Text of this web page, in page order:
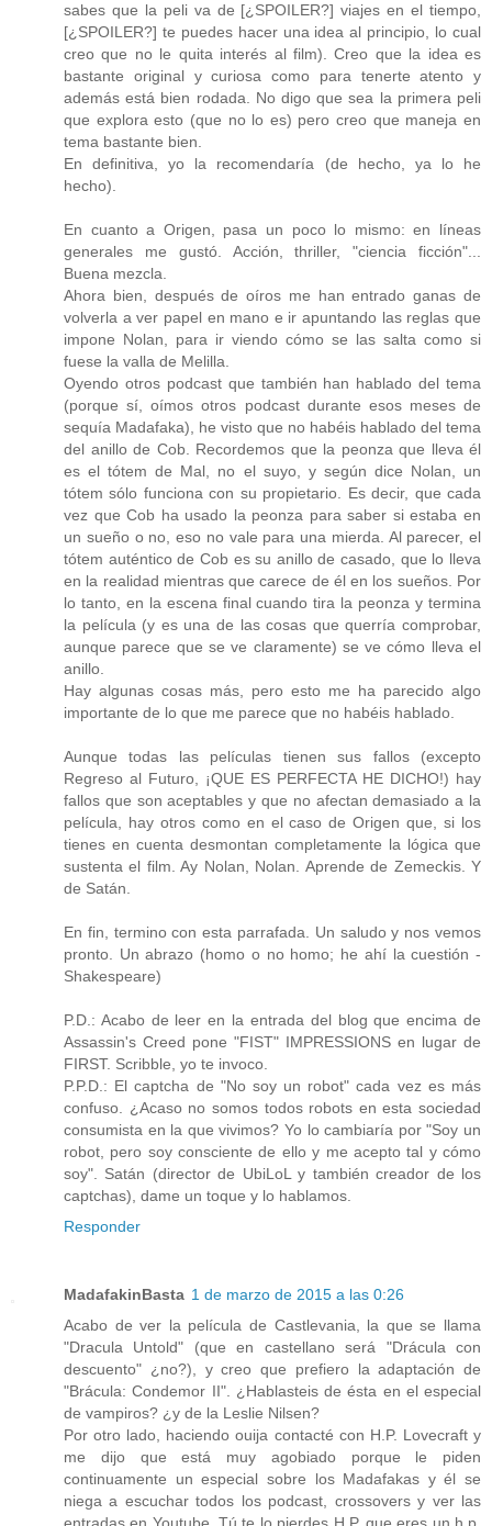
sabes que la peli va de [¿SPOILER?] viajes en el tiempo,
[¿SPOILER?] te puedes hacer una idea al principio, lo cual
creo que no le quita interés al film). Creo que la idea es
bastante original y curiosa como para tenerte atento y
además está bien rodada. No digo que sea la primera peli
que explora esto (que no lo es) pero creo que maneja en
tema bastante bien.
En definitiva, yo la recomendaría (de hecho, ya lo he
hecho).
En cuanto a Origen, pasa un poco lo mismo: en líneas
generales me gustó. Acción, thriller, "ciencia ficción"...
Buena mezcla.
Ahora bien, después de oíros me han entrado ganas de
volverla a ver papel en mano e ir apuntando las reglas que
impone Nolan, para ir viendo cómo se las salta como si
fuese la valla de Melilla.
Oyendo otros podcast que también han hablado del tema
(porque sí, oímos otros podcast durante esos meses de
sequía Madafaka), he visto que no habéis hablado del tema
del anillo de Cob. Recordemos que la peonza que lleva él
es el tótem de Mal, no el suyo, y según dice Nolan, un
tótem sólo funciona con su propietario. Es decir, que cada
vez que Cob ha usado la peonza para saber si estaba en
un sueño o no, eso no vale para una mierda. Al parecer, el
tótem auténtico de Cob es su anillo de casado, que lo lleva
en la realidad mientras que carece de él en los sueños. Por
lo tanto, en la escena final cuando tira la peonza y termina
la película (y es una de las cosas que querría comprobar,
aunque parece que se ve claramente) se ve cómo lleva el
anillo.
Hay algunas cosas más, pero esto me ha parecido algo
importante de lo que me parece que no habéis hablado.
Aunque todas las películas tienen sus fallos (excepto
Regreso al Futuro, ¡QUE ES PERFECTA HE DICHO!) hay
fallos que son aceptables y que no afectan demasiado a la
película, hay otros como en el caso de Origen que, si los
tienes en cuenta desmontan completamente la lógica que
sustenta el film. Ay Nolan, Nolan. Aprende de Zemeckis. Y
de Satán.
En fin, termino con esta parrafada. Un saludo y nos vemos
pronto. Un abrazo (homo o no homo; he ahí la cuestión -
Shakespeare)
P.D.: Acabo de leer en la entrada del blog que encima de
Assassin's Creed pone "FIST" IMPRESSIONS en lugar de
FIRST. Scribble, yo te invoco.
P.P.D.: El captcha de "No soy un robot" cada vez es más
confuso. ¿Acaso no somos todos robots en esta sociedad
consumista en la que vivimos? Yo lo cambiaría por "Soy un
robot, pero soy consciente de ello y me acepto tal y cómo
soy". Satán (director de UbiLoL y también creador de los
captchas), dame un toque y lo hablamos.
Responder
MadafakinBasta 1 de marzo de 2015 a las 0:26
Acabo de ver la película de Castlevania, la que se llama
"Dracula Untold" (que en castellano será "Drácula con
descuento" ¿no?), y creo que prefiero la adaptación de
"Brácula: Condemor II". ¿Hablasteis de ésta en el especial
de vampiros? ¿y de la Leslie Nilsen?
Por otro lado, haciendo ouija contacté con H.P. Lovecraft y
me dijo que está muy agobiado porque le piden
continuamente un especial sobre los Madafakas y él se
niega a escuchar todos los podcast, crossovers y ver las